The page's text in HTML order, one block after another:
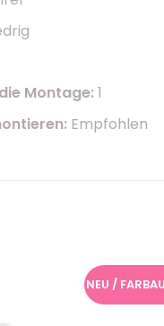
Montage: 1
Empfohlen
NEU /